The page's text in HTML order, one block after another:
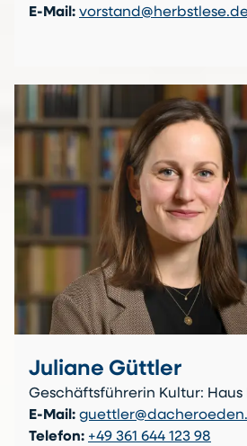
E-Mail:
Juliane Güttler
Geschäftsführerin Kultur:
E-Mail:
Telefon: +49 361 644 123 98